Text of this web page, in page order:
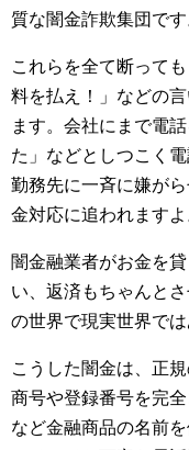
質な闇金詐欺集団です
これらを全て断って
料を払え！」などの
ます。会社にまで電
た」などとしつこく
勤務先に一斉に嫌が
金対応に追われますよ
闇金融業者がお金を
い、返済もちゃんと
の世界で現実世界では
こうした闇金は、正
商号や登録番号を完
など金融商品の名前